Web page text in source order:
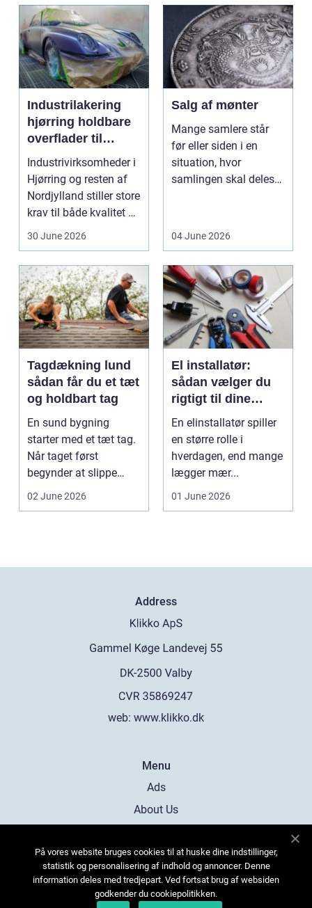
Industrilakering
hjørring holdbare
overflader til
industri og erhverv
Industrivirksomheder i
Hjørring og resten af
Nordjylland stiller store
krav til både kvalitet og
hol...
30 June 2026
Salg af mønter
Mange samlere står
før eller siden i en
situation, hvor
samlingen skal deles
04 June 2026
Tagdækning lund
sådan får du et tæt
og holdbart tag
En sund bygning
starter med et tæt tag.
Når taget først
begynder at slippe
vand ind, kan skaderne
02 June 2026
El installatør:
sådan vælger du
rigtigt til dine
elinstallationer
En elinstallatør spiller
en større rolle i
hverdagen, end mange
lægger mær...
01 June 2026
Address
web: www.klikko.dk
Menu
Ads
About Us
Contact
Sitemap
På vores website bruges cookies til at huske dine indstillinger,
statistik og personalisering af indhold og annoncer. Denne
information deles med tredjepart. Ved fortsat brug af websiden
godkender du cookiepolitikken.